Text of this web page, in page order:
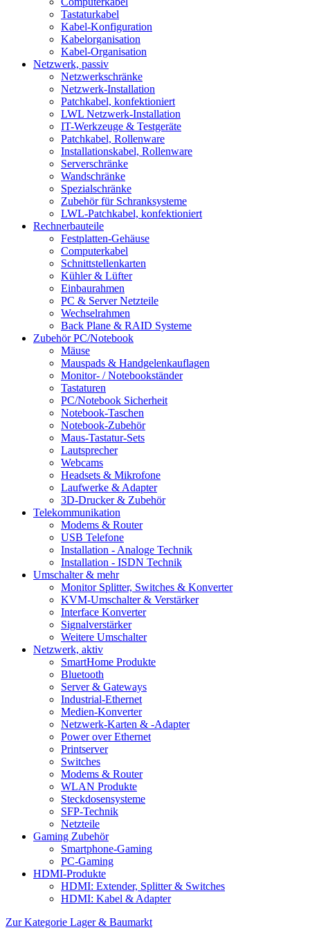
Tastaturkabel
Kabel-Konfiguration
Kabelorganisation
Kabel-Organisation
Netzwerk, passiv
Netzwerkschränke
Netzwerk-Installation
Patchkabel, konfektioniert
LWL Netzwerk-Installation
IT-Werkzeuge & Testgeräte
Patchkabel, Rollenware
Installationskabel, Rollenware
Serverschränke
Wandschränke
Spezialschränke
Zubehör für Schranksysteme
LWL-Patchkabel, konfektioniert
Rechnerbauteile
Festplatten-Gehäuse
Computerkabel
Schnittstellenkarten
Kühler & Lüfter
Einbaurahmen
PC & Server Netzteile
Wechselrahmen
Back Plane & RAID Systeme
Zubehör PC/Notebook
Mäuse
Mauspads & Handgelenkauflagen
Monitor- / Notebookständer
Tastaturen
PC/Notebook Sicherheit
Notebook-Taschen
Notebook-Zubehör
Maus-Tastatur-Sets
Lautsprecher
Webcams
Headsets & Mikrofone
Laufwerke & Adapter
3D-Drucker & Zubehör
Telekommunikation
Modems & Router
USB Telefone
Installation - Analoge Technik
Installation - ISDN Technik
Umschalter & mehr
Monitor Splitter, Switches & Konverter
KVM-Umschalter & Verstärker
Interface Konverter
Signalverstärker
Weitere Umschalter
Netzwerk, aktiv
SmartHome Produkte
Bluetooth
Server & Gateways
Industrial-Ethernet
Medien-Konverter
Netzwerk-Karten & -Adapter
Power over Ethernet
Printserver
Switches
Modems & Router
WLAN Produkte
Steckdosensysteme
SFP-Technik
Netzteile
Gaming Zubehör
Smartphone-Gaming
PC-Gaming
HDMI-Produkte
HDMI: Extender, Splitter & Switches
HDMI: Kabel & Adapter
Zur Kategorie Lager & Baumarkt